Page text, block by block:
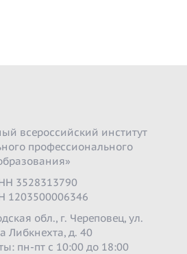
всероссийский институт
профессионального
3528313790
1203500006346
обл., г. Череповец, ул.
Либкнехта, д. 40
пн-пт с 10:00 до 18:00